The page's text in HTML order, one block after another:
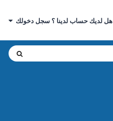
هل لديك حساب لدينا ؟ سجل دخولك